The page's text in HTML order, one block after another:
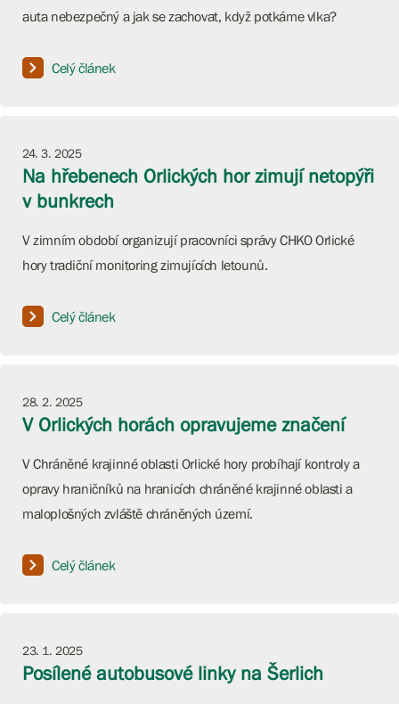
auta nebezpečný a jak se zachovat, když potkáme vlka?
Celý článek
24. 3. 2025
Na hřebenech Orlických hor zimují netopýři
v bunkrech
V zimním období organizují pracovníci správy CHKO Orlické
hory tradiční monitoring zimujících letounů.
Celý článek
28. 2. 2025
V Orlických horách opravujeme značení
V Chráněné krajinné oblasti Orlické hory probíhají kontroly a
opravy hraničníků na hranicích chráněné krajinné oblasti a
maloplošných zvláště chráněných území.
Celý článek
23. 1. 2025
Posílené autobusové linky na Šerlich